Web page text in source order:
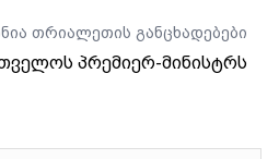
თრიალეთის განცხადებები
პრემიერ-მინისტრს